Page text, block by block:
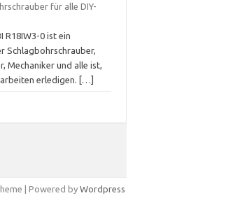
für alle DIY-
R18IW3-0 ist ein
Schlagbohrschrauber,
Mechaniker und alle ist,
erledigen.
[…]
| Powered by Wordpress